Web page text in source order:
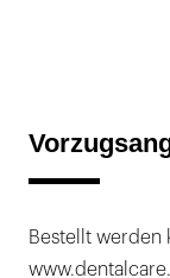
Bestellt werden